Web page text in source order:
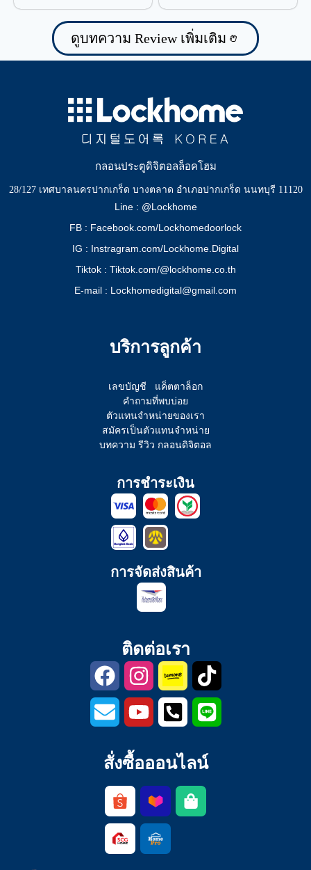
นกรีต
กว่าเดิม
ดูบทความ Review เพิ่มเติม
กลอนประตูดิจิตอลล็อคโฮม
28/127 เทศบาลนครปากเกร็ด บางตลาด อำเภอปากเกร็ด นนทบุรี 11120
Line : @Lockhome
FB : Facebook.com/Lockhomedoorlock
IG : Instragram.com/Lockhome.Digital
Tiktok : Tiktok.com/@lockhome.co.th
E-mail : Lockhomedigital@gmail.com
บริการลูกค้า
เลขบัญชี
แค็ตตาล็อก
คำถามที่พบบ่อย
ตัวแทนจำหน่ายของเรา
สมัครเป็นตัวแทนจำหน่าย
บทความ รีวิว กลอนดิจิตอล
การชำระเงิน
การจัดส่งสินค้า
ติดต่อเรา
สั่งซื้อออนไลน์